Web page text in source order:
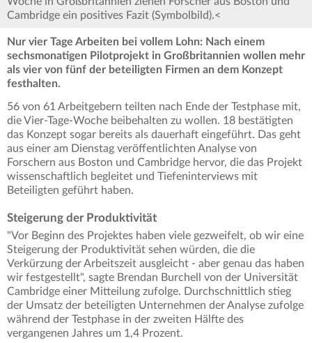
Cambridge ein positives Fazit (Symbolbild).<
Nur vier Tage Arbeiten bei vollem Lohn: Nach einem
sechsmonatigen Pilotprojekt in Großbritannien wollen mehr
als vier von fünf der beteiligten Firmen an dem Konzept
festhalten.
56 von 61 Arbeitgebern teilten nach Ende der Testphase mit,
die Vier-Tage-Woche beibehalten zu wollen. 18 bestätigten
das Konzept sogar bereits als dauerhaft eingeführt. Das geht
aus einer am Dienstag veröffentlichten Analyse von
Forschern aus Boston und Cambridge hervor, die das Projekt
wissenschaftlich begleitet und Tiefeninterviews mit
Beteiligten geführt haben.
Steigerung der Produktivität
"Vor Beginn des Projektes haben viele gezweifelt, ob wir eine
Steigerung der Produktivität sehen würden, die die
Verkürzung der Arbeitszeit ausgleicht - aber genau das haben
wir festgestellt", sagte Brendan Burchell von der Universität
Cambridge einer Mitteilung zufolge. Durchschnittlich stieg
der Umsatz der beteiligten Unternehmen der Analyse zufolge
während der Testphase in der zweiten Hälfte des
vergangenen Jahres um 1,4 Prozent.